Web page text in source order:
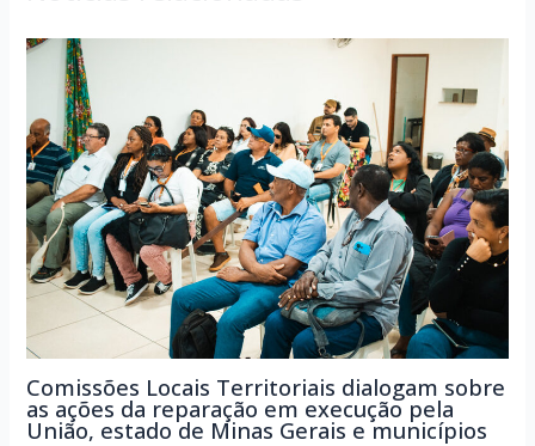
Comissões Locais Territoriais dialogam sobre
as ações da reparação em execução pela
União, estado de Minas Gerais e municípios